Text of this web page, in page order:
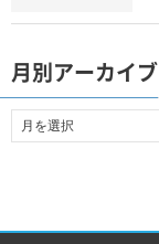
月別アーカイブ